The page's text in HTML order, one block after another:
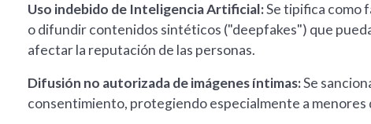
Uso indebido de Inteligencia Artificial:Se tipifica como
o difundir contenidos sintéticos ("deepfakes") que
afectar la reputación de las personas.
Difusión no autorizada de imágenes íntimas:Se
consentimiento, protegiendo especialmente a menores